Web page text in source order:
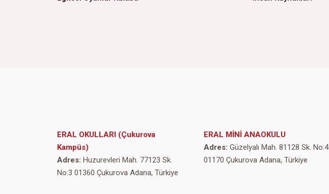
ERAL OKULLARI (Çukurova
Kampüs)
Adres: Huzurevleri Mah. 77123 Sk.
No:3 01360 Çukurova Adana, Türkiye
ERAL MİNİ ANAOKULU
Adres: Güzelyalı Mah. 81128 Sk. No:4
01170 Çukurova Adana, Türkiye